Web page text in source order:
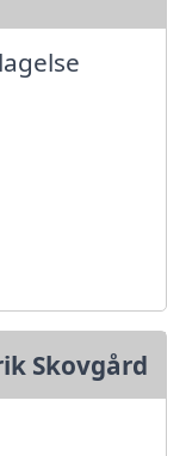
Skovgård